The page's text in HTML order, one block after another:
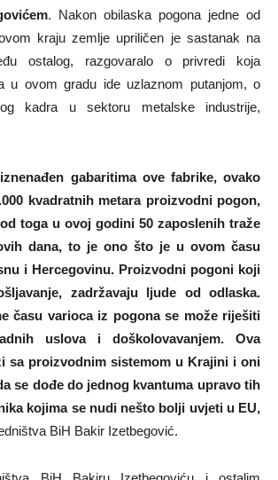
. Nakon obilaska pogona jedne od
kraju zemlje upriličen je sastanak na
ostalog, razgovaralo o privredi koja
u ovom gradu ide uzlaznom putanjom, o
kadra u sektoru metalske industrije,
gabaritima ove fabrike, ovako
kvadratnih metara proizvodni pogon,
toga u ovoj godini 50 zaposlenih traže
dana, to je ono što je u ovom času
i Hercegovinu. Proizvodni pogoni koji
zadržavaju ljude od odlaska.
času varioca iz pogona se može riješiti
uslova i doškolovavanjem. Ova
sa proizvodnim sistemom u Krajini i oni
se dođe do jednog kvantuma upravo tih
kojima se nudi nešto bolji uvjeti u EU,
BiH Bakir Izetbegović.